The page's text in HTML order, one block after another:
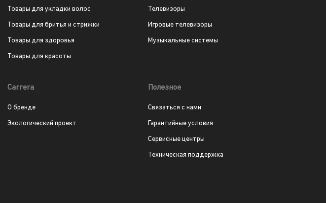
Товары для укладки волос
Товары для бритья и стрижки
Товары для здоровья
Товары для красоты
Телевизоры
Игровые телевизоры
Музыкальные системы
Carrera
О бренде
Экологический проект
Полезное
Связаться с нами
Гарантийные условия
Сервисные центры
Техническая поддержка